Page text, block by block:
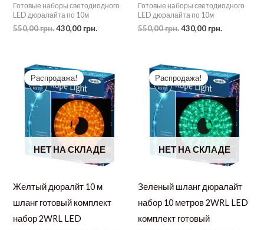
Готовые наборы светодиодного
LED дюралайта по 10м
550,00грн.Первоначальная
430,00 грн.
Готовые наборы светодиодного
LED дюралайта по 10м
550,00грн.Первоначальная
430,00 грн.
НЕТ НА СКЛАДЕ
Распродажа!
Желтый дюралйт 10 м
шланг готовый комплект
набор 2WRL LED
НЕТ НА СКЛАДЕ
Распродажа!
Зеленый шланг дюралайт
набор 10 метров 2WRL LED
комплект готовый